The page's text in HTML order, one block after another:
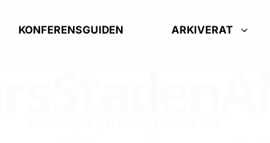
KONFERENSGUIDEN ARKIVERAT